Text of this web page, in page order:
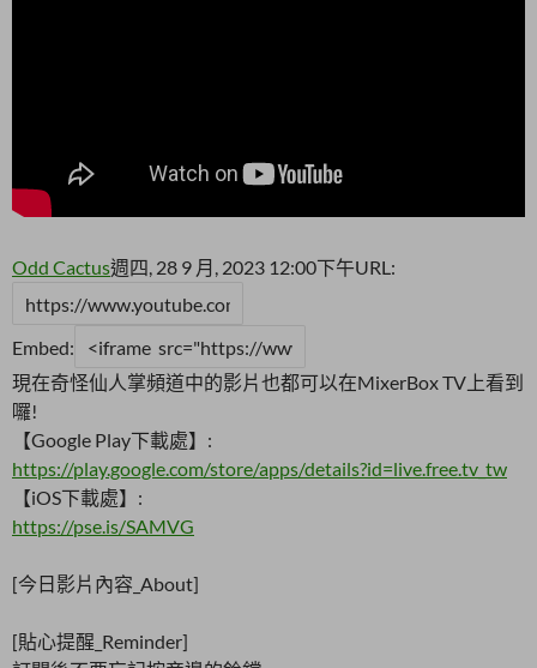
Odd Cactus週四, 28 9 月, 2023 12:00下午URL:
Embed:
現在奇怪仙人掌頻道中的影片也都可以在MixerBox TV上看到
囉!
【Google Play下載處】:
https://play.google.com/store/apps/details?id=live.free.tv_tw
【iOS下載處】:
https://pse.is/SAMVG
[今日影片內容_About]
[貼心提醒_Reminder]